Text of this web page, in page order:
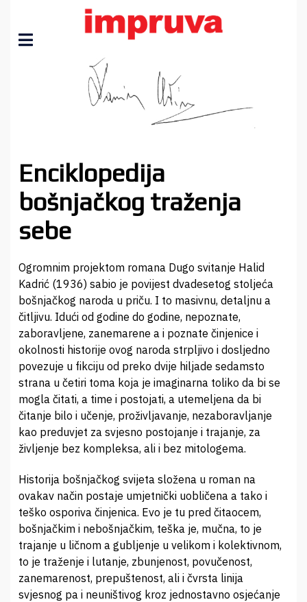
Enciklopedija
bošnjačkog traženja
sebe
Ogromnim projektom romana Dugo svitanje Halid
Kadrić (1936) sabio je povijest dvadesetog stoljeća
bošnjačkog naroda u priču. I to masivnu, detaljnu a
čitljivu. Idući od godine do godine, nepoznate,
zaboravljene, zanemarene a i poznate činjenice i
okolnosti historije ovog naroda strpljivo i dosljedno
povezuje u fikciju od preko dvije hiljade sedamsto
strana u četiri toma koja je imaginarna toliko da bi se
mogla čitati, a time i postojati, a utemeljena da bi
čitanje bilo i učenje, proživljavanje, nezaboravljanje
kao preduvjet za svjesno postojanje i trajanje, za
življenje bez kompleksa, ali i bez mitologema.
Historija bošnjačkog svijeta složena u roman na
ovakav način postaje umjetnički uobličena a tako i
teško osporiva činjenica. Evo je tu pred čitaocem,
bošnjačkim i nebošnjačkim, teška je, mučna, to je
trajanje u ličnom a gubljenje u velikom i kolektivnom,
to je traženje i lutanje, zbunjenost, povučenost,
zanemarenost, prepuštenost, ali i čvrsta linija
svjesnog pa i neuništivog kroz jednostavno osjećanje